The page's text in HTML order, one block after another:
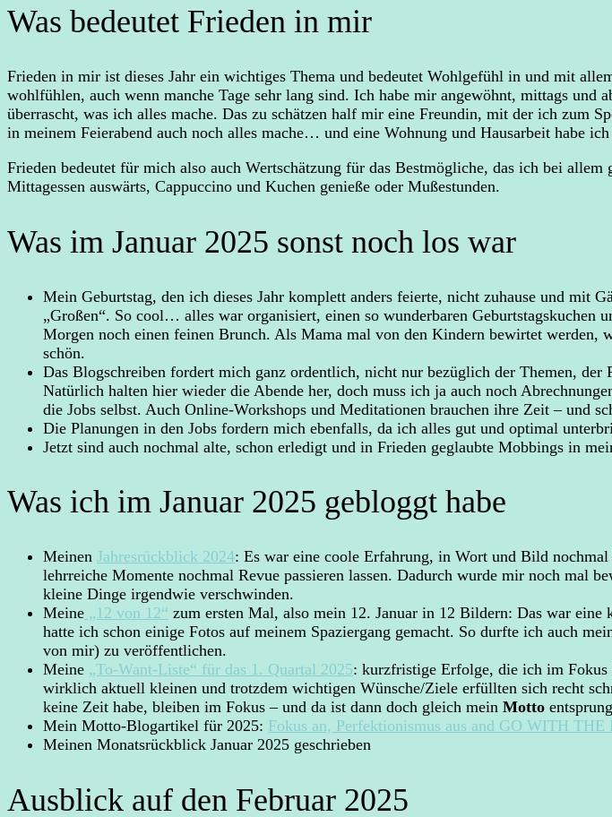
Was bedeutet Frieden in mir
Frieden in mir ist dieses Jahr ein wichtiges Thema und bedeutet Wohlgefühl in und mit
wohlfühlen, auch wenn manche Tage sehr lang sind. Ich habe mir angewöhnt, mittags
überrascht, was ich alles mache. Das zu schätzen half mir eine Freundin, mit der ich zum
in meinem Feierabend auch noch alles mache… und eine Wohnung und Hausarbeit habe
Frieden bedeutet für mich also auch Wertschätzung für das Bestmögliche, das ich bei
Mittagessen auswärts, Cappuccino und Kuchen genieße oder Mußestunden.
Was im Januar 2025 sonst noch los war
Mein Geburtstag, den ich dieses Jahr komplett anders feierte, nicht zuhause und mit
„Großen“. So cool… alles war organisiert, einen so wunderbaren Geburtstagskuchen
Morgen noch einen feinen Brunch. Als Mama mal von den Kindern bewirtet werden,
schön.
Das Blogschreiben fordert mich ganz ordentlich, nicht nur bezüglich der Themen,
Natürlich halten hier wieder die Abende her, doch muss ich ja auch noch
die Jobs selbst. Auch Online-Workshops und Meditationen brauchen ihre Zeit – und
Die Planungen in den Jobs fordern mich ebenfalls, da ich alles gut und optimal
Jetzt sind auch nochmal alte, schon erledigt und in Frieden geglaubte Mobbings in
Was ich im Januar 2025 gebloggt habe
Meinen Jahresrückblick 2024: Es war eine coole Erfahrung, in Wort und Bild
lehrreiche Momente nochmal Revue passieren lassen. Dadurch wurde mir noch mal
kleine Dinge irgendwie verschwinden.
Meine „12 von 12“ zum ersten Mal, also mein 12. Januar in 12 Bildern: Das war
hatte ich schon einige Fotos auf meinem Spaziergang gemacht. So durfte ich auch
von mir) zu veröffentlichen.
Meine „To-Want-Liste“ für das 1. Quartal 2025: kurzfristige Erfolge, die ich im Fokus
wirklich aktuell kleinen und trotzdem wichtigen Wünsche/Ziele erfüllten sich recht
keine Zeit habe, bleiben im Fokus – und da ist dann doch gleich mein Motto
Mein Motto-Blogartikel für 2025: Fokus an, Perfektionismus aus and GO WITH THE
Meinen Monatsrückblick Januar 2025 geschrieben
Ausblick auf den Februar 2025